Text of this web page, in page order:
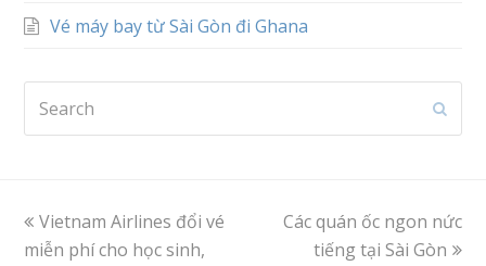
Vé máy bay từ Sài Gòn đi Ghana
previous
post:
Vietnam Airlines đổi vé
miễn phí cho học sinh,
next
post:
Các quán ốc ngon nức
tiếng tại Sài Gòn